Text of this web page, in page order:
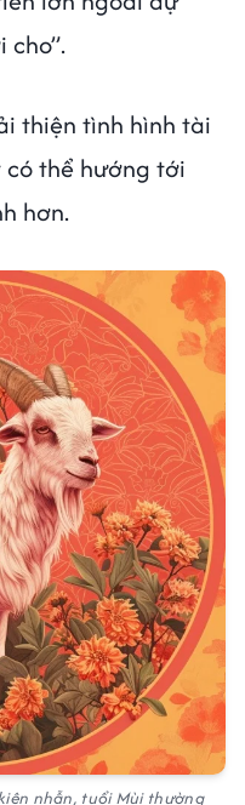
thiện tình hình tài
thể hướng tới
hơn.
nhẫn, tuổi Mùi thường